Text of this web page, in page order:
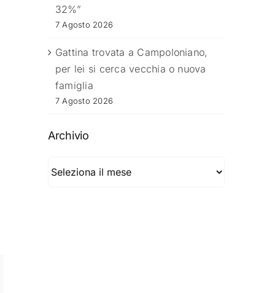
32%”
7 Agosto 2026
Gattina trovata a Campoloniano,
per lei si cerca vecchia o nuova
famiglia
7 Agosto 2026
Archivio